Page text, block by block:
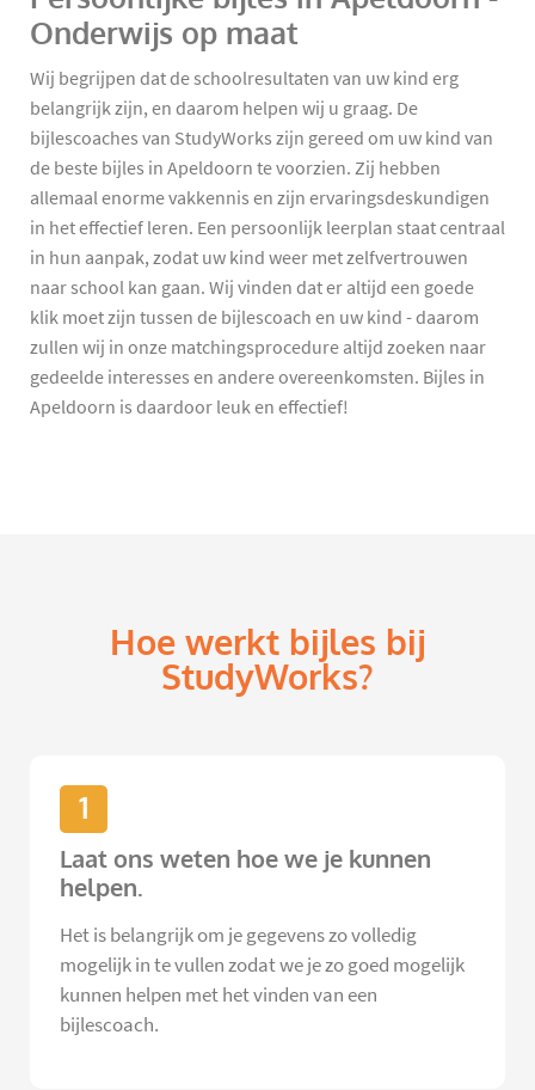
Onderwijs op maat
Wij begrijpen dat de schoolresultaten van uw kind erg
belangrijk zijn, en daarom helpen wij u graag. De
bijlescoaches van StudyWorks zijn gereed om uw kind van
de beste bijles in Apeldoorn te voorzien. Zij hebben
allemaal enorme vakkennis en zijn ervaringsdeskundigen
in het effectief leren. Een persoonlijk leerplan staat centraal
in hun aanpak, zodat uw kind weer met zelfvertrouwen
naar school kan gaan. Wij vinden dat er altijd een goede
klik moet zijn tussen de bijlescoach en uw kind - daarom
zullen wij in onze matchingsprocedure altijd zoeken naar
gedeelde interesses en andere overeenkomsten. Bijles in
Apeldoorn is daardoor leuk en effectief!
Hoe werkt bijles bij
StudyWorks?
1
Laat ons weten hoe we je kunnen
helpen.
Het is belangrijk om je gegevens zo volledig
mogelijk in te vullen zodat we je zo goed mogelijk
kunnen helpen met het vinden van een
bijlescoach.